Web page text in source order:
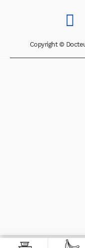
Copyright ©